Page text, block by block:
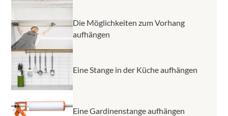
Die Möglichkeiten zum Vorhang
aufhängen
Eine Stange in der Küche aufhängen
Eine Gardinenstange aufhängen